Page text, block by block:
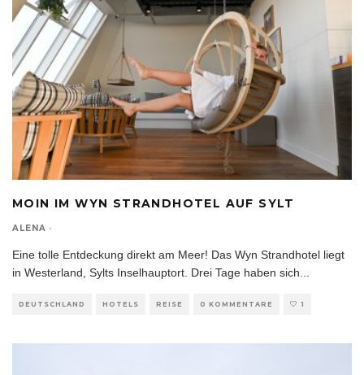
MOIN IM WYN STRANDHOTEL AUF SYLT
ALENA ·
Eine tolle Entdeckung direkt am Meer! Das Wyn Strandhotel liegt
in Westerland, Sylts Inselhauptort. Drei Tage haben sich
DEUTSCHLAND HOTELS REISE 0 KOMMENTARE 1